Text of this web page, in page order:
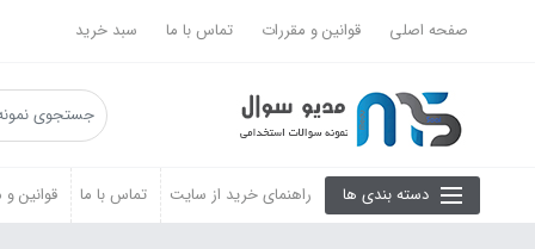
صفحه اصلی قوانین و مقررات تماس با ما سبد خرید
دسته بندی ها راهنمای خرید از سایت تماس با ما قوانین